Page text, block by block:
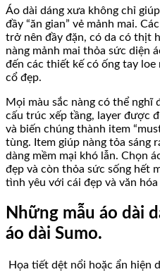
Áo dài dáng xưa không chỉ
đầy “ăn gian” vẻ mảnh mai.
trở nên đầy đặn, có da có thịt
nàng mảnh mai thỏa sức diện
đến các thiết kế có ống tay
cổ đẹp.
Mọi màu sắc nàng có thể nghĩ
cấu trúc xếp tầng, layer được
và biến chúng thành item
tùng. Item giúp nàng tỏa sáng
dàng mềm mại khó lẫn. Chọn
đẹp và còn thỏa sức sống hết
tình yêu với cái đẹp và văn
Những mẫu áo dài
áo dài Sumo.
Họa tiết dệt nổi hoặc ẩn hiện